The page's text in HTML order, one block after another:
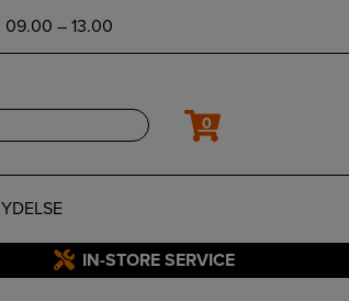
09.00 – 13.00
0
IN-STORE SERVICE